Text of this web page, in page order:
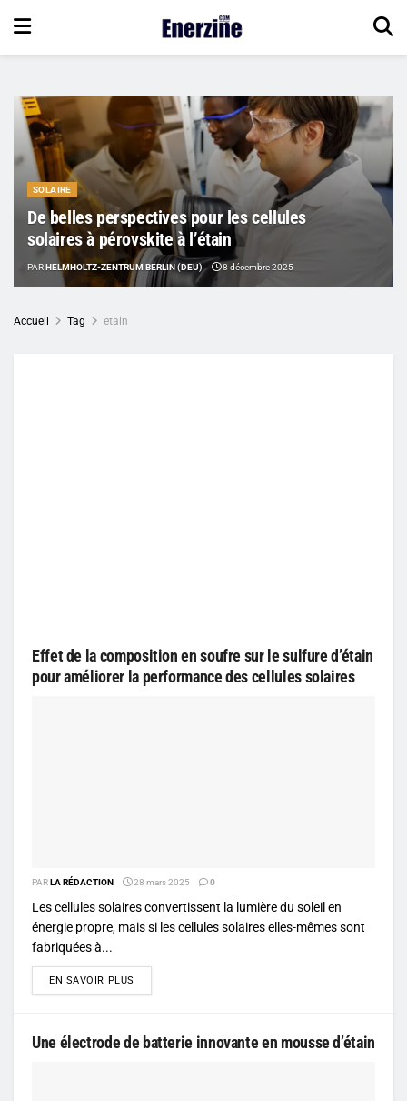
SOLAIRE
De belles perspectives pour les cellules
solaires à pérovskite à l’étain
PARHELMHOLTZ-ZENTRUM BERLIN (DEU) 8 décembre 2025
Accueil Tag etain
Effet de la composition en soufre sur le sulfure d’étain
pour améliorer la performance des cellules solaires
PARLA RÉDACTION 28 mars 2025 0
Les cellules solaires convertissent la lumière du soleil en
énergie propre, mais si les cellules solaires elles-mêmes sont
fabriquées à...
EN SAVOIR PLUS
Une électrode de batterie innovante en mousse d’étain